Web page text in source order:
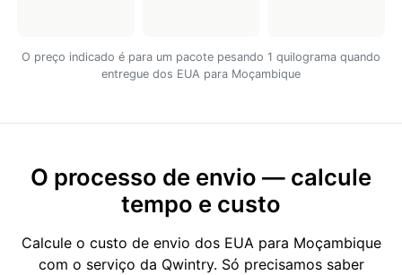
O preço indicado é para um pacote pesando 1 quilograma quando
entregue dos EUA para Moçambique
O processo de envio — calcule
tempo e custo
Calcule o custo de envio dos EUA para Moçambique
com o serviço da Qwintry. Só precisamos saber